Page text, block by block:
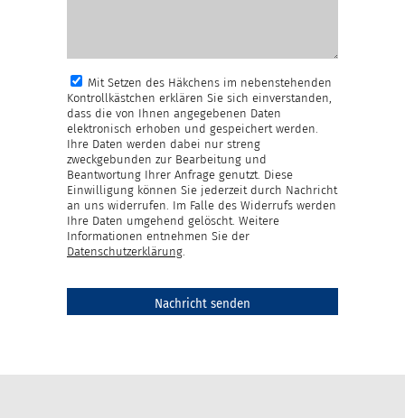
Mit Setzen des Häkchens im nebenstehenden
Kontrollkästchen erklären Sie sich einverstanden,
dass die von Ihnen angegebenen Daten
elektronisch erhoben und gespeichert werden.
Ihre Daten werden dabei nur streng
zweckgebunden zur Bearbeitung und
Beantwortung Ihrer Anfrage genutzt. Diese
Einwilligung können Sie jederzeit durch Nachricht
an uns widerrufen. Im Falle des Widerrufs werden
Ihre Daten umgehend gelöscht. Weitere
Informationen entnehmen Sie der
Datenschutzerklärung